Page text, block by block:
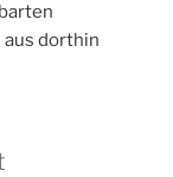
aus dorthin